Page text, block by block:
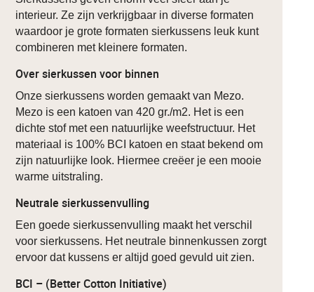
interieur. Ze zijn verkrijgbaar in diverse formaten
waardoor je grote formaten sierkussens leuk kunt
combineren met kleinere formaten.
Over sierkussen voor binnen
Onze sierkussens worden gemaakt van Mezo.
Mezo is een katoen van 420 gr./m2. Het is een
dichte stof met een natuurlijke weefstructuur. Het
materiaal is 100% BCI katoen en staat bekend om
zijn natuurlijke look. Hiermee creëer je een mooie
warme uitstraling.
Neutrale sierkussenvulling
Een goede sierkussenvulling maakt het verschil
voor sierkussens. Het neutrale binnenkussen zorgt
ervoor dat kussens er altijd goed gevuld uit zien.
BCI – (Better Cotton Initiative)